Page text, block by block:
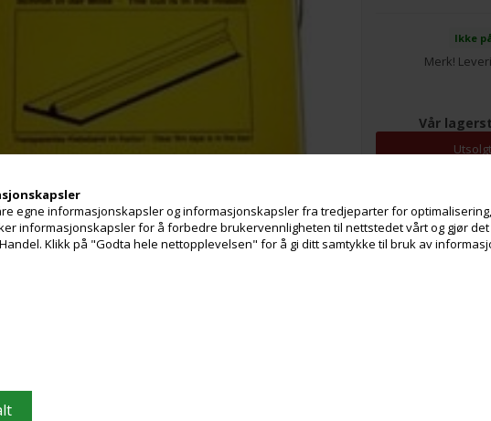
egne informasjonskapsler og informasjonskapsler fra tredjeparter for
informasjonskapsler for å forbedre brukervennligheten til nettstedet vårt og gjør
Klikk på "Godta hele nettopplevelsen" for å gi ditt samtykke til bruk av
Ikke
Merk!
Vår
Utsolgt
Selv om varen
bestilles.
af